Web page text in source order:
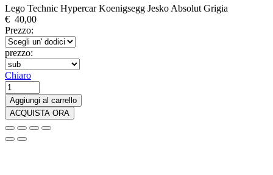
Lego Technic Hypercar Koenigsegg Jesko Absolut Grigia
€ 40,00
Prezzo:
prezzo:
Chiaro
Lego
Technic
Hypercar
Koenigsegg
Jesko
Absolut
Aggiungi al carrello
ACQUISTA ORA